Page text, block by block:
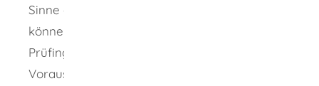
Sinne der Bauprüfverordnung wahrnehmen,
können als Prüfingenieurinnen oder
Prüfingenieure tätig werden, wenn sie die
Voraussetzungen erfüllen. Gegebenenfalls